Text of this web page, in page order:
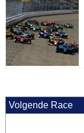
Volgende Race